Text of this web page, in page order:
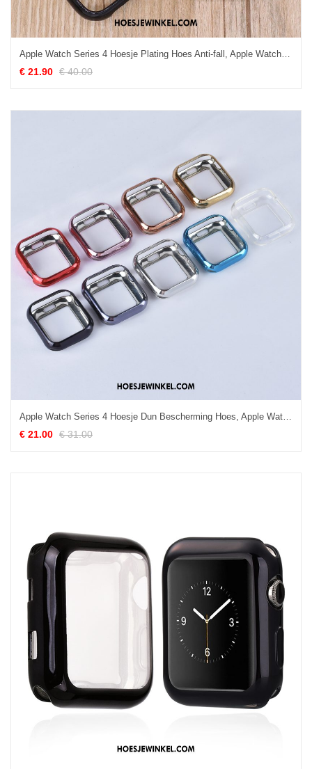
€ 21.90 € 40.00
Apple Watch Series 4 Hoesje Dun Bescherming Hoes, Apple Watch Series 4 Hoesje Zacht Plating
€ 21.00 € 31.00